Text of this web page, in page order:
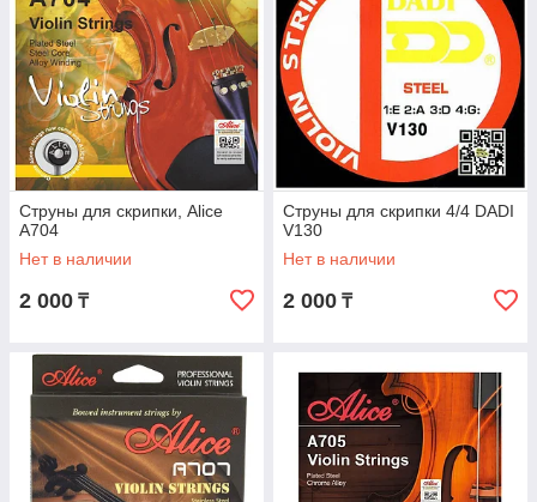
Струны для скрипки, Alice
A704
Нет в наличии
2 000 ₸
Струны для скрипки 4/4 DADI
V130
Нет в наличии
2 000 ₸